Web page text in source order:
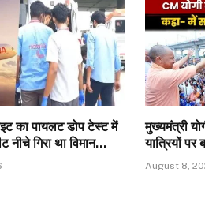
का पायलट डोप टेस्ट में
गिरा था विमान…
मुख्यमंत्री
यात्रियों
August 8,